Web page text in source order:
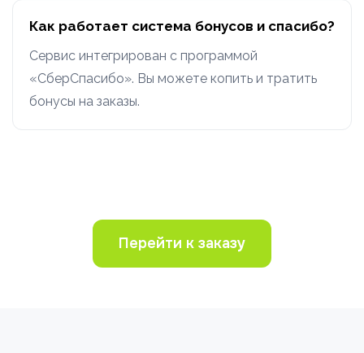
Как работает система бонусов и спасибо?
Сервис интегрирован с программой
«СберСпасибо». Вы можете копить и тратить
бонусы на заказы.
Перейти к заказу